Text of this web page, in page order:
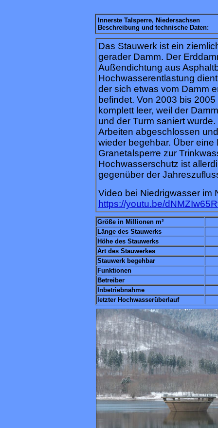
Innerste Talsperre, Niedersachsen
Beschreibung und technische Daten:
Das Stauwerk ist ein
gerader Damm. Der
Außendichtung aus
Hochwasserentlastung
der sich etwas vom Damm
befindet. Von 2003 bis
komplett leer, weil der
und der Turm saniert
Arbeiten abgeschlossen
wieder begehbar. Über
Granetalsperre zur
Hochwasserschutz ist
gegenüber der
Video bei Niedrigwasser im
https://youtu.be/
Größe in Millionen m³
Länge des Stauwerks
Höhe des Stauwerks
Art des Stauwerkes
Stauwerk begehbar
Funktionen
Betreiber
Inbetriebnahme
letzter Hochwasserüberlauf